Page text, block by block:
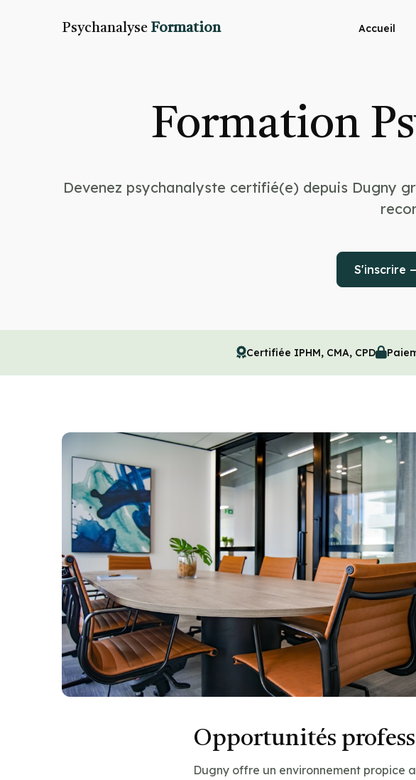
Psychanalyse Formation Accueil
Formation
Devenez psychanalyste certifié(e) depuis Dugny
S'inscrire
Certifiée IPHM, CMA, CPD
Opportunités
Dugny offre un environnement propice